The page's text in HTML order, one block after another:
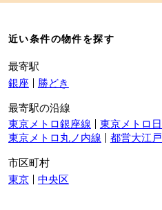
近い条件の物件を探す
最寄駅
銀座
勝どき
最寄駅の沿線
東京メトロ銀座線
東京メトロ
東京メトロ丸ノ内線
都営大江
市区町村
東京
中央区